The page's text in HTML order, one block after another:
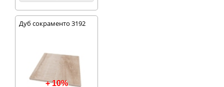
Дуб сокраменто 3192
+ 10%